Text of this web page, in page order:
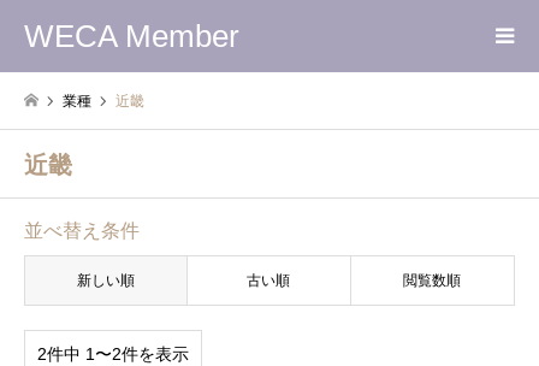
WECA Member
業種 近畿
近畿
並べ替え条件
新しい順 古い順 閲覧数順
2件中 1〜2件を表示